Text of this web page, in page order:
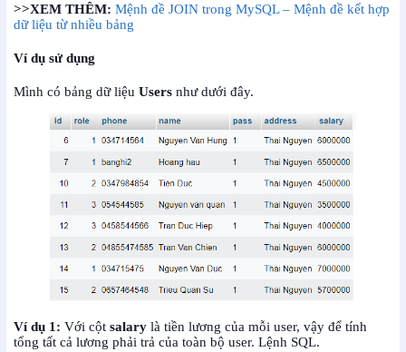
>>XEM THÊM: Mệnh đề JOIN trong MySQL – Mệnh đề kết hợp
dữ liệu từ nhiều bảng
Ví dụ sử dụng
Mình có bảng dữ liệu Users như dưới đây.
Ví dụ 1: Với cột salary là tiền lương của mỗi user, vậy để tính
tổng tất cả lương phải trả của toàn bộ user. Lệnh SQL.